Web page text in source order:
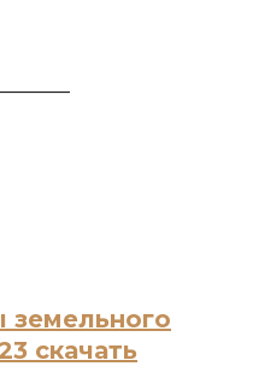
земельного
скачать